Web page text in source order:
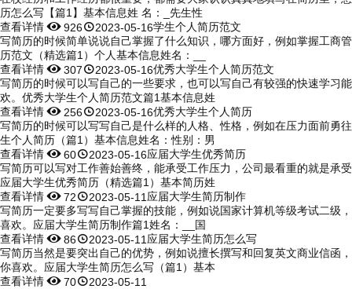
历怎么写【篇1】基本信息姓 名：_先生性
查看详情9262023-05-16学生个人简历范文
写简历的时候简单说说自己掌握了什么知识，哪方面好，例如掌握工商
历范文（精选篇1）个人基本信息姓名：__
查看详情3072023-05-16优秀大学生个人简历范文
写简历的时候可以写自己的一些要求，也可以写自己有较强的快速学习
欢。优秀大学生个人简历范文篇1基本信息姓
查看详情 2562023-05-16优秀大学生个人简历
写简历的时候可以写写自己是什么样的人格、性格，例如在压力面前勇
生个人简历（篇1）基本信息姓名：性别：男
查看详情602023-05-16应届大学生优秀简历
写简历可以写对工作善始善终，能承受工作压力，公司最看重的就是承
应届大学生优秀简历（精选篇1）基本简历姓
查看详情722023-05-11 应届大学生简历制作
写简历一定要多写写自己掌握的技能，例如说国家计算机等级考试二级
喜欢。应届大学生简历制作篇1姓名：__国
查看详情862023-05-11 应届大学生简历怎么写
写简历当然是要突出自己的优势，例如说擅长撰写和回复英文商业信函
你喜欢。应届大学生简历怎么写（篇1）基本
查看详情702023-05-11